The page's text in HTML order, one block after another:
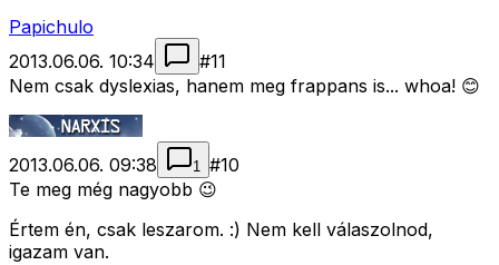
Papichulo
2013.06.06. 10:34
#11
Nem csak dyslexias, hanem meg frappans is... whoa! 😊
2013.06.06. 09:38 1 #10
Te meg még nagyobb 😉
Értem én, csak leszarom. :) Nem kell válaszolnod,
igazam van.